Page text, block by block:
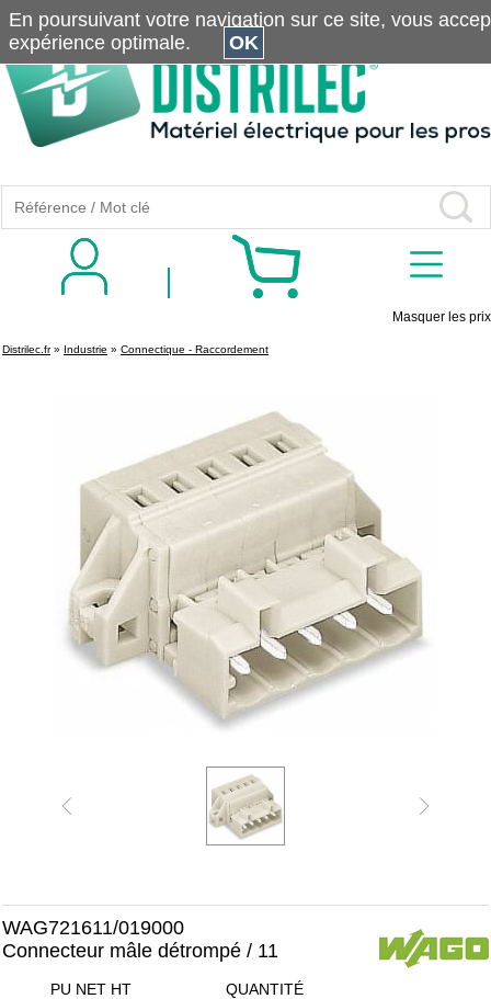
Masquer les prix
Distrilec.fr» Industrie » Connectique - Raccordement
WAG721611/019000
Connecteur mâle détrompé / 11
PU NET HT QUANTITÉ
En poursuivant votre navigation sur ce site, vous
expérience optimale.
OK